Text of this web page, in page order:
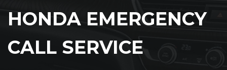
HONDA EMERGENCY
CALL SERVICE